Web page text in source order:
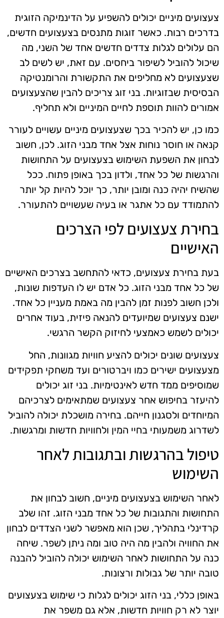
צעצועים מיניים יכולים להשפיע על הדינמיקה הזוגית
בדרכים רבות. כאשר זוגות מתנסים בצעצועים חדשים,
הם עלולים לגלות צדדים חדשים אחד של השני, מה
שיכול להוביל לשיפור ביחסים. עם זאת, יש לשים לב
שצעצועים לא מחליפים את התקשורת והרומנטיקה
הבסיסית שבזוגיות. בני זוג צריכים להבין שהצעצועים
אמורים להוות תוספת לחיים המיניים ולא תחליף.
כמו כן, יש להכיר בכך שצעצועים מיניים עשויים לעורר
קנאה או חוסר נוחות אצל אחד מבני הזוג. לכן, חשוב
לבחון את השפעת השימוש בצעצועים על התחושות
והרגשות של כל אחד, ולדון בכך באופן פתוח. ככל
שהשיח יהיה כנה ומובן יותר, כך יוכל להיות קל יותר
להתמודד עם כל אתגר או בעיה שעשויים להתעורר.
בחירת צעצועים לפי הצרכים
האישיים
בעת בחירת צעצועים, כדאי להתחשב בצרכים האישיים
של כל אחד מבני הזוג. כל אדם יש לו העדפות שונות,
ולכן חשוב לפנות זמן להבין מה באמת מעניין כל אחד.
ישנם צעצועים שמיועדים להנאה פיזית, בעוד אחרים
יכולים לשמש כאמצעי לחיזוק הקשר הרגשי.
צעצועים שונים יכולים להציע חוויות מגוונות, החל
מצעצועים ישירים כמו ויברטורים ועד משחקי תפקידים
שמוסיפים ממד חדש לאינטימיות. בני זוג יכולים
להיעזר בחיפוש אחר צעצועים שמתאימים לצרכיהם
המיוחדים ולסגנון חייהם. בחירה מושכלת יכולה להוביל
לשדרוג משמעותי בחיי המין ולחוויות חדשות ומרגשות.
טיפול בהרגשות ובתגובות לאחר
השימוש
לאחר השימוש בצעצועים מיניים, חשוב לבחון את
התחושות והתגובות של כל אחד מבני הזוג. זהו שלב
קרדינלי בתהליך, שכן הוא מאפשר לשני הצדדים לבחון
את החוויה ולהבין מה היה טוב ומה ניתן לשפר. שיחה
כנה על התחושות לאחר השימוש יכולה להוביל להבנה
טובה יותר של גבולות ורצונות.
באופן כללי, בני הזוג יכולים לגלות כי שימוש בצעצועים
יוצר לא רק חוויות חדשות, אלא גם משפר את